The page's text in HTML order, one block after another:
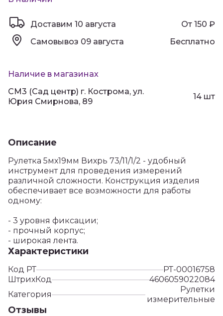
Доставим 10 августа От 150 ₽
Самовывоз 09 августа Бесплатно
Наличие в магазинах
СМ3 (Сад центр) г. Кострома, ул.
Юрия Смирнова, 89
14 шт
Описание
Рулетка 5мх19мм Вихрь 73/11/1/2 - удобный
инструмент для проведения измерений
различной сложности. Конструкция изделия
обеспечивает все возможности для работы
одному:
- 3 уровня фиксации;
- прочный корпус;
- широкая лента.
Характеристики
Код РТ
РТ-00016758
ШтрихКод
4606059022084
Категория
Рулетки
измерительные
Отзывы